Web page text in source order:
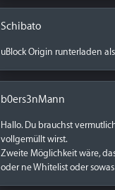
Schibato
uBlock Origin runterladen
b0ers3nMann
Hallo. Du brauchst
vollgemüllt wirst.
Zweite Möglichkeit wäre,
oder ne Whitelist oder